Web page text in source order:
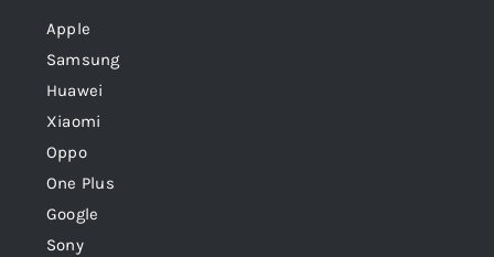
Apple
Samsung
Huawei
Xiaomi
Oppo
One Plus
Google
Sony